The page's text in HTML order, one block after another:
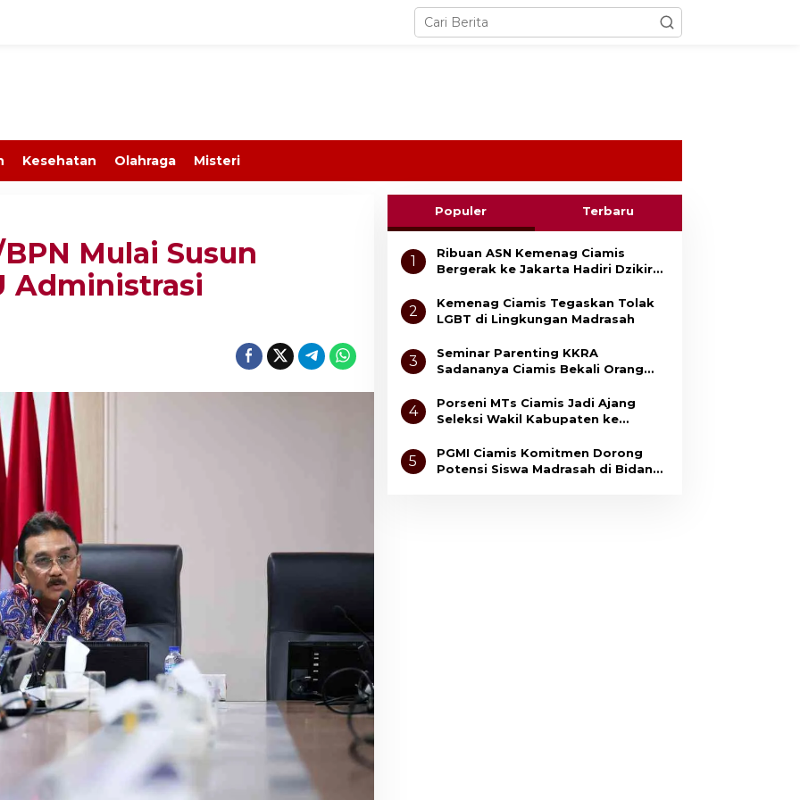
Kesehatan Olahraga Misteri
Mulai Susun
Administrasi
Populer Terbaru
1
Ribuan ASN Kemenag Ciamis
Bergerak ke Jakarta Hadiri Dzikir
2
Kemenag Ciamis Tegaskan Tolak
LGBT di Lingkungan Madrasah
3
Seminar Parenting KKRA
Sadananya Ciamis Bekali Orang
Anak
4
Porseni MTs Ciamis Jadi Ajang
Seleksi Wakil Kabupaten ke
5
PGMI Ciamis Komitmen Dorong
Potensi Siswa Madrasah di Bidang